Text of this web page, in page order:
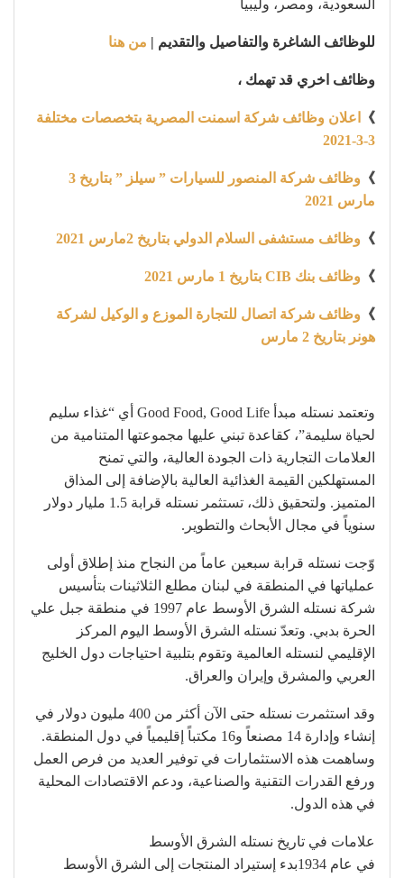
السعودية، ومصر، وليبيا
للوظائف الشاغرة والتفاصيل والتقديم | من هنا
وظائف اخري قد تهمك ،
》
اعلان وظائف شركة اسمنت المصرية بتخصصات مختلفة
3-3-2021
》
وظائف شركة المنصور للسيارات ” سيلز ” بتاريخ 3
مارس 2021
》 وظائف مستشفى السلام الدولي بتاريخ 2مارس 2021
》 وظائف بنك CIB بتاريخ 1 مارس 2021
》 وظائف شركة اتصال للتجارة الموزع و الوكيل لشركة
هونر بتاريخ 2 مارس
وتعتمد نستله مبدأ Good Food, Good Life أي “غذاء سليم
لحياة سليمة”، كقاعدة تبني عليها مجموعتها المتنامية من
العلامات التجارية ذات الجودة العالية، والتي تمنح
المستهلكين القيمة الغذائية العالية بالإضافة إلى المذاق
المتميز. ولتحقيق ذلك، تستثمر نستله قرابة 1.5 مليار دولار
سنوياً في مجال الأبحاث والتطوير.
وّجت نستله قرابة سبعين عاماً من النجاح منذ إطلاق أولى
عملياتها في المنطقة في لبنان مطلع الثلاثينات بتأسيس
شركة نستله الشرق الأوسط عام 1997 في منطقة جبل علي
الحرة بدبي. وتعدّ نستله الشرق الأوسط اليوم المركز
الإقليمي لنستله العالمية وتقوم بتلبية احتياجات دول الخليج
العربي والمشرق وإيران والعراق.
وقد استثمرت نستله حتى الآن أكثر من 400 مليون دولار في
إنشاء وإدارة 14 مصنعاً و16 مكتباً إقليمياً في دول المنطقة.
وساهمت هذه الاستثمارات في توفير العديد من فرص العمل
ورفع القدرات التقنية والصناعية، ودعم الاقتصادات المحلية
في هذه الدول.
علامات في تاريخ نستله الشرق الأوسط
في عام 1934بدء إستيراد المنتجات إلى الشرق الأوسط